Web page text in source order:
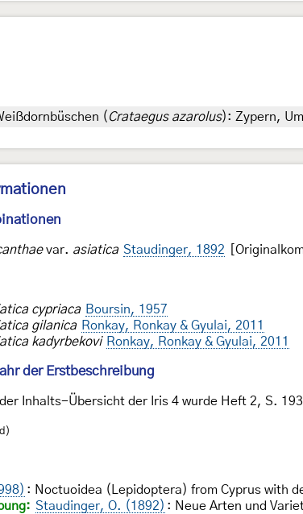
( Crataegus azarolus): Zypern,
var. asiatica Staudinger, 1892
cypriaca Boursin, 1957
gilanica Ronkay, Ronkay & Gyulai, 2011
kadyrbekovi Ronkay, Ronkay & Gyulai, 2011
der Erstbeschreibung
Inhalts-Übersicht der Iris 4 wurde Heft 2, S.
: Noctuoidea (Lepidoptera) from Cyprus with
Staudinger, O. (1892) : Neue Arten und